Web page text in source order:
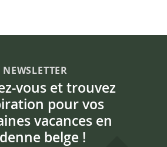
NEWSLETTER
vous et trouvez
pour vos
vacances en
belge !